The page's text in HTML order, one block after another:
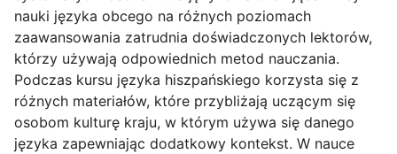
nauki języka obcego na różnych poziomach
zaawansowania zatrudnia doświadczonych lektorów,
którzy używają odpowiednich metod nauczania.
Podczas kursu języka hiszpańskiego korzysta się z
różnych materiałów, które przybliżają uczącym się
osobom kulturę kraju, w którym używa się danego
języka zapewniając dodatkowy kontekst. W nauce